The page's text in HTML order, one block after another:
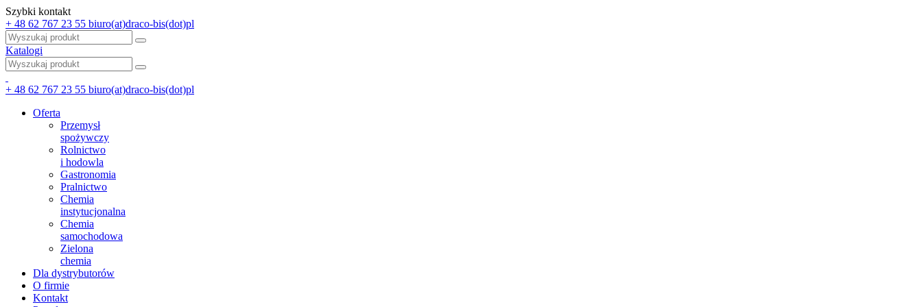
Szybki kontakt
+ 48 62 767 23 55 biuro(at)draco-bis(dot)pl
Katalogi
+ 48 62 767 23 55 biuro(at)draco-bis(dot)pl
Oferta
Przemysł
spożywczy
Rolnictwo
i hodowla
Gastronomia
Pralnictwo
Chemia
instytucjonalna
Chemia
samochodowa
Zielona
chemia
Dla dystrybutorów
O firmie
Kontakt